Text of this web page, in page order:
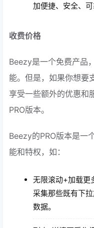
加便捷、安全、可
收费价格
Beezy是一个免费产品
能。但是，如果你想要
享受一些额外的优惠和
PRO版本。
Beezy的PRO版本是一
能和特权，如：
无限滚动+加载更
采集那些既有下
数据。